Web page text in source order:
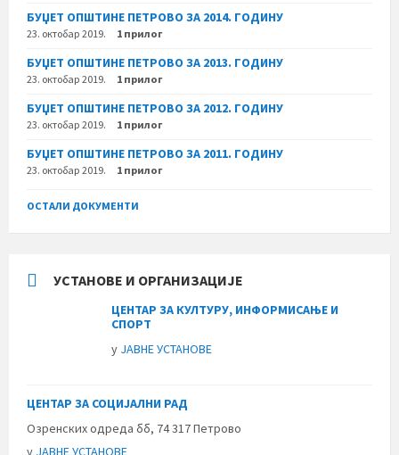
БУЏЕТ ОПШТИНЕ ПЕТРОВО ЗА 2014. ГОДИНУ
23. октобар 2019. 1 прилог
БУЏЕТ ОПШТИНЕ ПЕТРОВО ЗА 2013. ГОДИНУ
23. октобар 2019. 1 прилог
БУЏЕТ ОПШТИНЕ ПЕТРОВО ЗА 2012. ГОДИНУ
23. октобар 2019. 1 прилог
БУЏЕТ ОПШТИНЕ ПЕТРОВО ЗА 2011. ГОДИНУ
23. октобар 2019. 1 прилог
ОСТАЛИ ДОКУМЕНТИ
УСТАНОВЕ И ОРГАНИЗАЦИЈЕ
ЦЕНТАР ЗА КУЛТУРУ, ИНФОРМИСАЊЕ И
СПОРТ
у ЈАВНЕ УСТАНОВЕ
ЦЕНТАР ЗА СОЦИЈАЛНИ РАД
Озренских одреда бб, 74 317 Петрово
у ЈАВНЕ УСТАНОВЕ